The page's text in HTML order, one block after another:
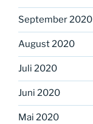
September 2020
August 2020
Juli 2020
Juni 2020
Mai 2020